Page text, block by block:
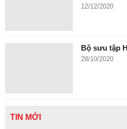
12/12/2020
Bộ sưu tập
28/10/2020
TIN MỚI